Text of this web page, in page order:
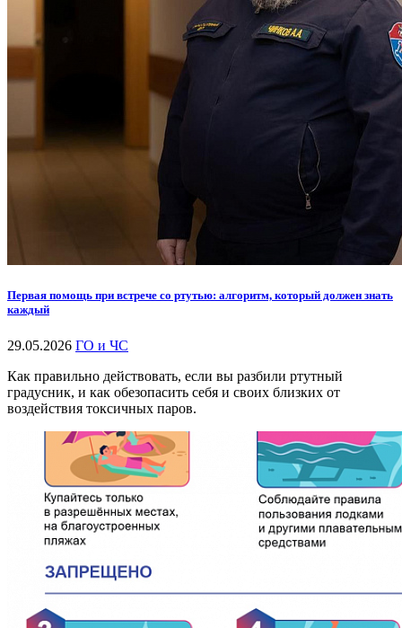
Первая помощь при встрече со ртутью: алгоритм, который должен знать
каждый
29.05.2026 ГО и ЧС
Как правильно действовать, если вы разбили ртутный
градусник, и как обезопасить себя и своих близких от
воздействия токсичных паров.